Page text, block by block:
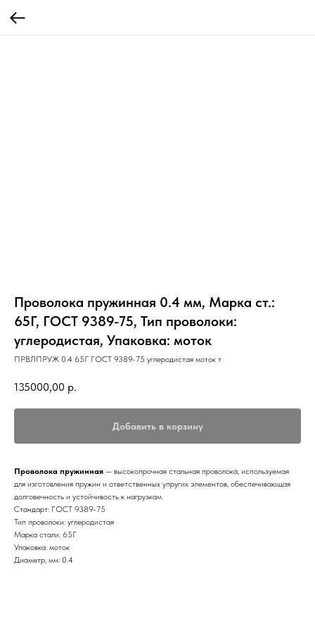
Проволока пружинная 0.4 мм, Марка ст.:
65Г, ГОСТ 9389-75, Тип проволоки:
углеродистая, Упаковка: моток
ПРВЛПРУЖ 0.4 65Г ГОСТ 9389-75 углеродистая моток т
135000,00 р.
Добавить в корзину
Проволока пружинная — высокопрочная стальная проволока, используемая
для изготовления пружин и ответственных упругих элементов, обеспечивающая
долговечность и устойчивость к нагрузкам.
Стандарт: ГОСТ 9389-75
Тип проволоки: углеродистая
Марка стали: 65Г
Упаковка: моток
Диаметр, мм: 0.4